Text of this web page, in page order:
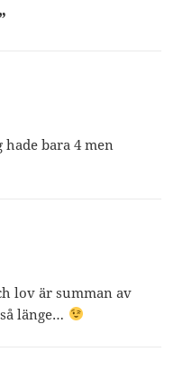
hade bara 4 men
lov är summan av
länge…